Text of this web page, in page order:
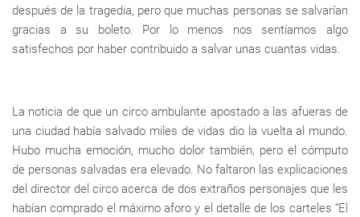
después de la tragedia, pero que muchas personas se salvarían
gracias a su boleto. Por lo menos nos sentíamos algo
satisfechos por haber contribuido a salvar unas cuantas vidas.
La noticia de que un circo ambulante apostado a las afueras de
una ciudad había salvado miles de vidas dio la vuelta al mundo.
Hubo mucha emoción, mucho dolor también, pero el cómputo
de personas salvadas era elevado. No faltaron las explicaciones
del director del circo acerca de dos extraños personajes que les
habían comprado el máximo aforo y el detalle de los carteles “El